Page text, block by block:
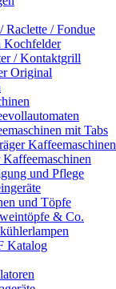
Raclette / Fondue
Kochfelder
/ Kontaktgrill
Original
mit Tabs
Kaffeemaschinen
und Pflege
und Töpfe
& Co.
Katalog